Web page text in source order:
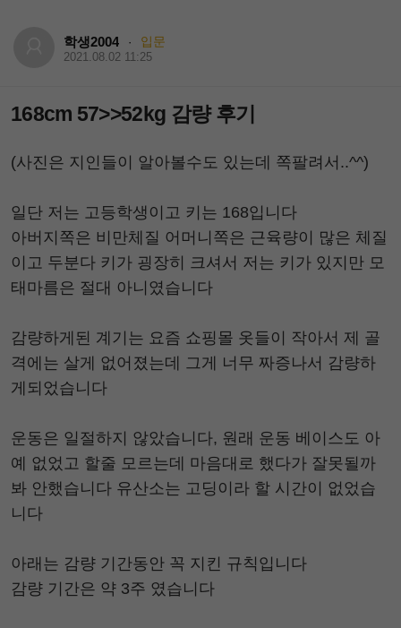
학생2004 · 입문
2021.08.02 11:25
168cm 57>>52kg 감량 후기
(사진은 지인들이 알아볼수도 있는데 쪽팔려서..^^)
일단 저는 고등학생이고 키는 168입니다
아버지쪽은 비만체질 어머니쪽은 근육량이 많은 체질
이고 두분다 키가 굉장히 크셔서 저는 키가 있지만 모
태마름은 절대 아니였습니다
감량하게된 계기는 요즘 쇼핑몰 옷들이 작아서 제 골
격에는 살게 없어졌는데 그게 너무 짜증나서 감량하
게되었습니다
운동은 일절하지 않았습니다, 원래 운동 베이스도 아
예 없었고 할줄 모르는데 마음대로 했다가 잘못될까
봐 안했습니다 유산소는 고딩이라 할 시간이 없었습
니다
아래는 감량 기간동안 꼭 지킨 규칙입니다
감량 기간은 약 3주 였습니다